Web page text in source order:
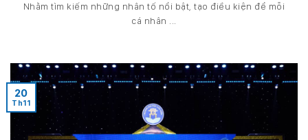
Nhằm tìm kiếm những nhân tố nổi bật, tạo điều kiện để mỗi
cá nhân ...
20
Th11